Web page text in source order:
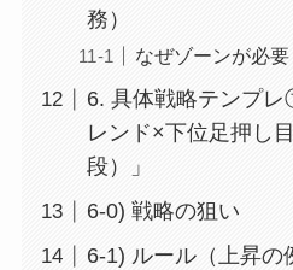
務）
なぜゾーンが必要
6. 具体戦略テンプ
レンド×下位足押し
段）」
6-0) 戦略の狙い
6-1) ルール（上昇の